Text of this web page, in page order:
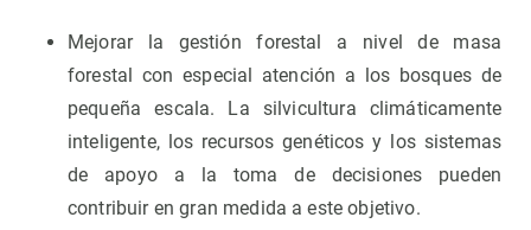
Mejorar la gestión forestal a nivel de masa
forestal con especial atención a los bosques de
pequeña escala. La silvicultura climáticamente
inteligente, los recursos genéticos y los sistemas
de apoyo a la toma de decisiones pueden
contribuir en gran medida a este objetivo.